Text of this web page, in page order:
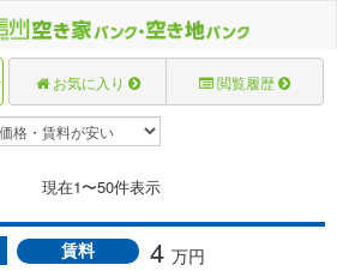
お気に入り 閲覧履歴
現在1〜50件表示
賃料 4 万円